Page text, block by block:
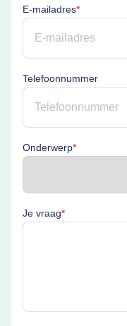
E-mailadres*E-
Telefoonnummer
Onderwerp*Onderwerp
Je vraag*Je vraag is